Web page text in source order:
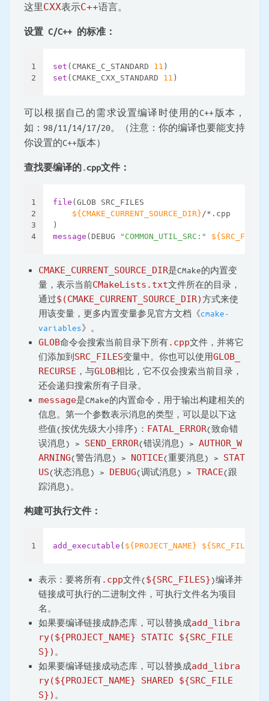
这里CXX表示C++语言。
设置 C/C++ 的标准：
1
2
set (CMAKE_C_STANDARD 11 )
set (CMAKE_CXX_STANDARD 11 )
可以根据自己的需求设置编译时使用的C++版本，
如：98/11/14/17/20。（注意：你的编译也要能支持
你设置的C++版本）
查找要编译的.cpp文件：
1
2
3
4
file (GLOB SRC_FILES
${CMAKE_CURRENT_SOURCE_DIR} /*.cpp
)
message (DEBUG "COMMON_UTIL_SRC:" ${SRC_FILES}
CMAKE_CURRENT_SOURCE_DIR是CMake的内置变
量，表示当前CMakeLists.txt文件所在的目录，
通过$(CMAKE_CURRENT_SOURCE_DIR)方式来使
用该变量，更多内置变量参见官方文档《cmake-
variables》。
GLOB命令会搜索当前目录下所有.cpp文件，并将它
们添加到 SRC_FILES变量中。你也可以使用GLOB_
RECURSE ，与GLOB相比，它不仅会搜索当前目录，
还会递归搜索所有子目录。
message是CMake的内置命令，用于输出构建相关的
信息。第一个参数表示消息的类型，可以是以下这
些值(按优先级大小排序)： FATAL_ERROR(致命错
误消息) > SEND_ERROR(错误消息) > AUTHOR_W
ARNING(警告消息) > NOTICE(重要消息) > STAT
US(状态消息) > DEBUG(调试消息) > TRACE(跟
踪消息)。
构建可执行文件：
1 add_executable ( ${PROJECT_NAME} ${SRC_FILES}
表示：要将所有.cpp文件(${SRC_FILES})编译并
链接成可执行的二进制文件，可执行文件名为项目
名。
如果要编译链接成静态库，可以替换成add_libra
ry(${PROJECT_NAME} STATIC ${SRC_FILE
S}) 。
如果要编译链接成动态库，可以替换成add_libra
ry(${PROJECT_NAME} SHARED ${SRC_FILE
S}) 。